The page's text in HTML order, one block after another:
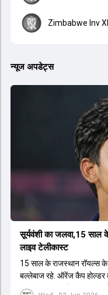
Zimbabwe Inv XI
न्यूज अपडेट्स
सूर्यवंशी का जलवा,15 साल
लाइव टेलीकास्ट
15 साल के राजस्थान रॉयल्स के
बल्लेबाज रहे. ऑरेंज कैप होल्डर
सीरीज का लाइव टेलीकास्ट